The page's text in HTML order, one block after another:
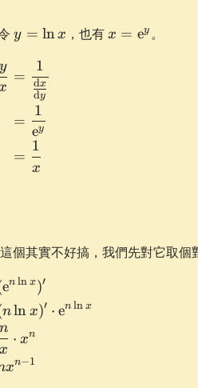
y
x
y = lnx ，也有x =
x = ey 。
\begin{aligned}
=
dy
dx
1
=
ey
1
=
x
1
個其實不好搞，我們先對它取個
\begin{aligned} (x^n)'
en ln x)′
nln x)′ ⋅ en ln x
x
n
⋅ xn
xn−1